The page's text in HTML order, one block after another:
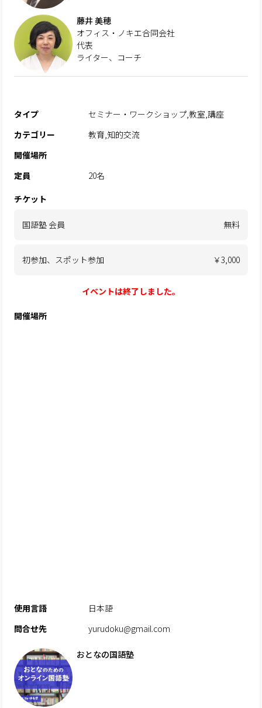
藤井 美穂
オフィス・ノキエ合同会社
代表
ライター、コーチ
タイプ
セミナー・ワークショップ,教室,講座
カテゴリー
教育,知的交流
開催場所
定員
20名
チケット
国語塾 会員 無料
初参加、スポット参加 ￥3,000
イベントは終了しました。
開催場所
使用言語
日本語
問合せ先
yurudoku@gmail.com
おとなの国語塾